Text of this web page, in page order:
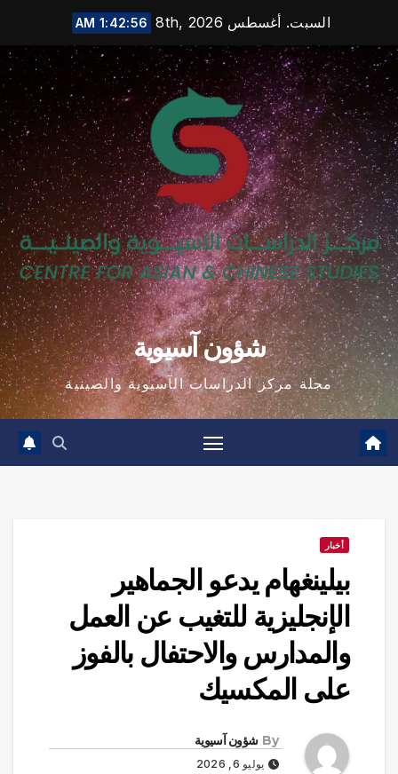
content
السبت. أغسطس 8th, 2026 1:42:57 AM
شؤون آسيوية
مجلة مركز الدراسات الآسيوية والصينية
أخبار
بيلينغهام يدعو الجماهير
الإنجليزية للتغيب عن العمل
والمدارس والاحتفال بالفوز
على المكسيك
By شؤون آسيوية
يوليو 6, 2026